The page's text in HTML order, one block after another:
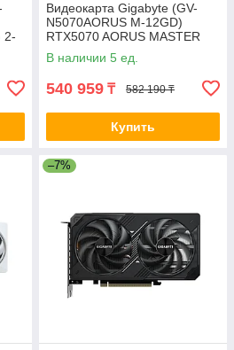
2-
Видеокарта Gigabyte (GV-
N5070AORUS M-12GD)
RTX5070 AORUS MASTER
12G 2-028886-TOP
В наличии 5 ед.
540 959 ₸ 582 190 ₸
Купить
–7%